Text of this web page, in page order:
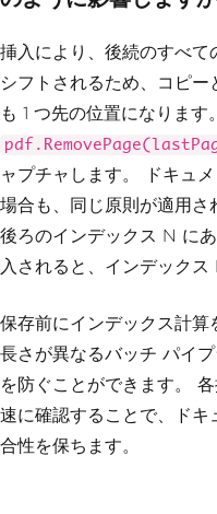
挿入により、後続のすべて
シフトされるため、コピー
も 1 つ先の位置になります
ャプチャします。 ドキュ
場合も、同じ原則が適用さ
後ろのインデックス N に
入されると、インデックス
保存前にインデックス計
長さが異なるバッチ パイ
を防ぐことができます。
速に確認することで、ド
合性を保ちます。